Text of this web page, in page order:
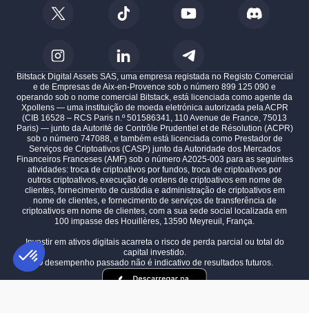
Bitstack Digital Assets SAS, uma empresa registada no Registo Comercial
e de Empresas de Aix-en-Provence sob o número 899 125 090 e
operando sob o nome comercial Bitstack, está licenciada como agente da
Xpollens — uma instituição de moeda eletrónica autorizada pela ACPR
(CIB 16528 – RCS Paris n.º 501586341, 110 Avenue de France, 75013
Paris) — junto da Autorité de Contrôle Prudentiel et de Résolution (ACPR)
sob o número 747088, e também está licenciada como Prestador de
Serviços de Criptoativos (CASP) junto da Autoridade dos Mercados
Financeiros Franceses (AMF) sob o número A2025-003 para as seguintes
atividades: troca de criptoativos por fundos, troca de criptoativos por
outros criptoativos, execução de ordens de criptoativos em nome de
clientes, fornecimento de custódia e administração de criptoativos em
nome de clientes, e fornecimento de serviços de transferência de
criptoativos em nome de clientes, com a sua sede social localizada em
100 impasse des Houillères, 13590 Meyreuil, França.
Investir em ativos digitais acarreta o risco de perda parcial ou total do
capital investido.
O desempenho passado não é indicativo de resultados futuros.